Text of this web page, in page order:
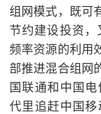
组网模式，既可
节约建设投资，
频率资源的利用
部推进混合组网
国联通和中国
代里追赶中国移